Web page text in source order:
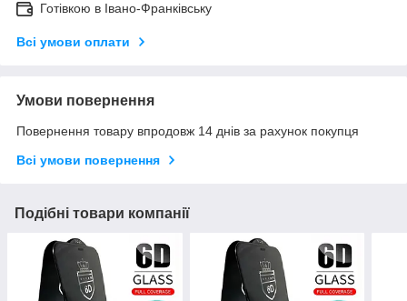
Готівкою в Івано-Франківську
Всі умови оплати
Умови повернення
Повернення товару впродовж 14 днів за рахунок покупця
Всі умови повернення
Подібні товари компанії